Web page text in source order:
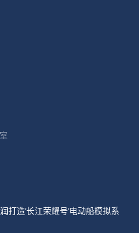
打造’长江荣耀号’电动船模拟系